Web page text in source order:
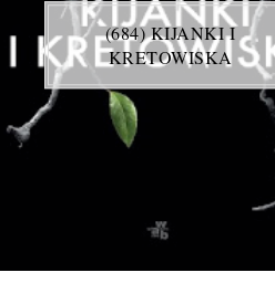
(684) KIJANKI I
KRETOWISKA